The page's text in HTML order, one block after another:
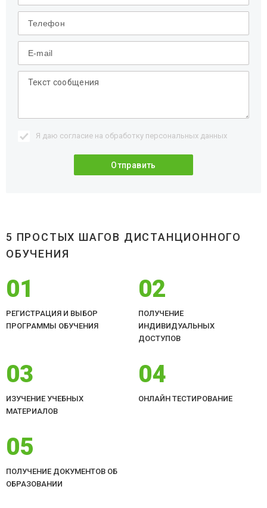
Я даю согласие на обработку персональных данных
5 ПРОСТЫХ ШАГОВ ДИСТАНЦИОННОГО
ОБУЧЕНИЯ
01
РЕГИСТРАЦИЯ И ВЫБОР
ПРОГРАММЫ ОБУЧЕНИЯ
02
ПОЛУЧЕНИЕ
ИНДИВИДУАЛЬНЫХ
ДОСТУПОВ
03
ИЗУЧЕНИЕ УЧЕБНЫХ
МАТЕРИАЛОВ
04
ОНЛАЙН ТЕСТИРОВАНИЕ
05
ПОЛУЧЕНИЕ ДОКУМЕНТОВ ОБ
ОБРАЗОВАНИИ